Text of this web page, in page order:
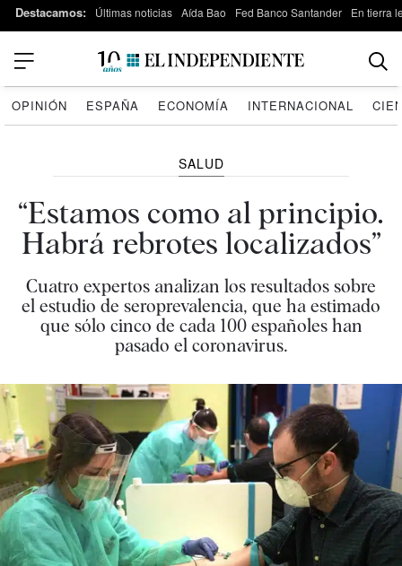
Destacamos: Últimas noticias Aída Bao Fed Banco Santander En tierra
OPINIÓN ESPAÑA ECONOMÍA INTERNACIONAL
SALUD
“Estamos como al principio.
Habrá rebrotes localizados”
Cuatro expertos analizan los resultados sobre
el estudio de seroprevalencia, que ha estimado
que sólo cinco de cada 100 españoles han
pasado el coronavirus.